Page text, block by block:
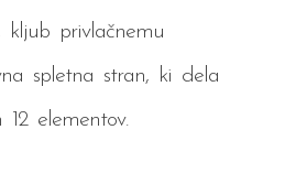
privlačnemu
spletna stran, ki dela
elementov.